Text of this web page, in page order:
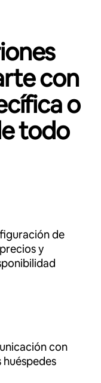
con
o
todo
de
precios y
con
huéspedes